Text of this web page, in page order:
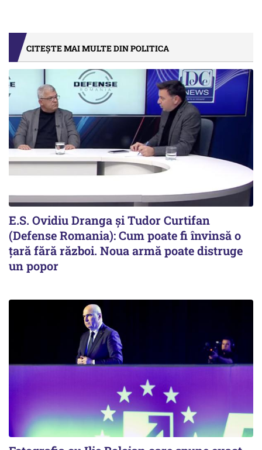
CITEȘTE MAI MULTE DIN POLITICA
E.S. Ovidiu Dranga și Tudor Curtifan
(Defense Romania): Cum poate fi învinsă o
țară fără război. Noua armă poate distruge
un popor